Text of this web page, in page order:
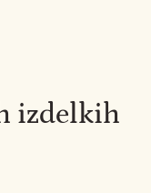
izdelkih